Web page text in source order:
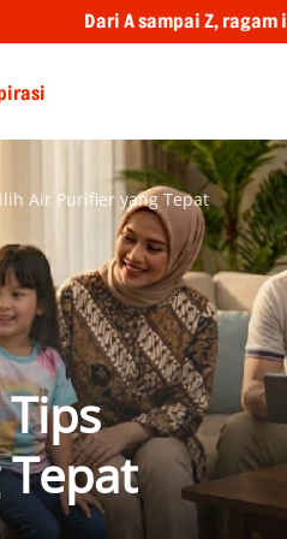
inspirasi rumah dan hidupmu
Air Purifier yang Tepat